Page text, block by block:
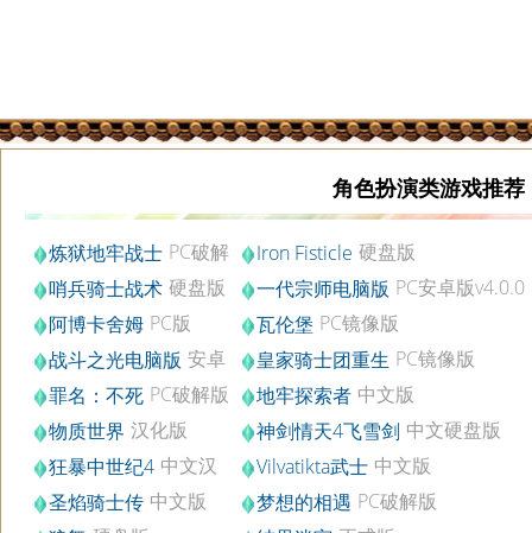
角色扮演类游戏推荐
炼狱地牢战士 PC破解
版
Iron Fisticle 硬盘版
哨兵骑士战术 硬盘版 一代宗师电脑版 PC安卓版v4.0.0
阿博卡舍姆 PC版 瓦伦堡 PC镜像版
战斗之光电脑版 安卓
无限金币版
皇家骑士团重生 PC镜像版
罪名：不死 PC破解版 地牢探索者 中文版
物质世界 汉化版 神剑情天4飞雪剑 中文硬盘版
狂暴中世纪4 中文汉
化Flash版
Vilvatikta武士 中文版
圣焰骑士传 中文版 梦想的相遇 PC破解版